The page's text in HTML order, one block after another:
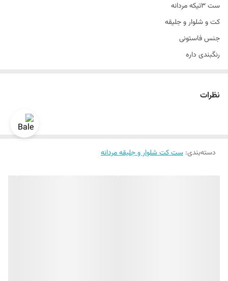
ست ۳تیکه مردانه
کت و شلوار و جليقه
جنس فاستونی
رنگبندی داره
برای تعیین سایز به واتساپ پیام بدید
نظرات
دسته‌بندی: ست کت شلوار و جلیقه مردانه